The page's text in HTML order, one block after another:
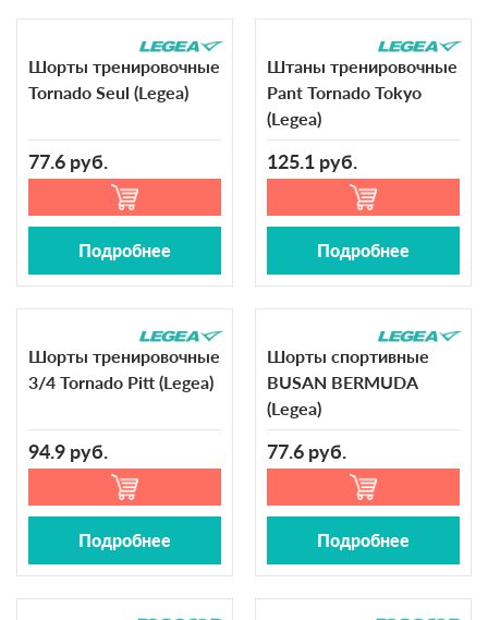
Шорты тренировочные
Tornado Seul (Legea)
77.6 руб.
Подробнее
Штаны тренировочные
Pant Tornado Tokyo
(Legea)
125.1 руб.
Подробнее
Шорты тренировочные
3/4 Tornado Pitt (Legea)
94.9 руб.
Подробнее
Шорты спортивные
BUSAN BERMUDA
(Legea)
77.6 руб.
Подробнее